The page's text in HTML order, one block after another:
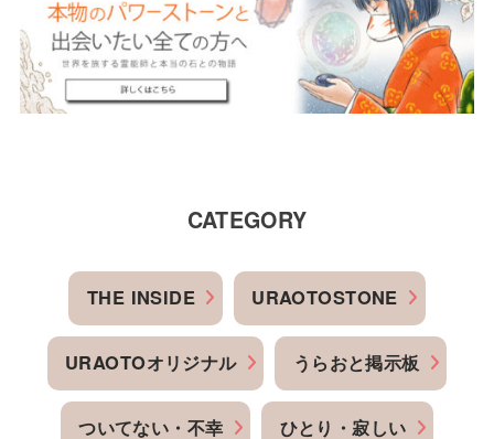
CATEGORY
THE INSIDE URAOTOSTONE
URAOTOオリジナル うらおと掲示板
ついてない・不幸 ひとり・寂しい